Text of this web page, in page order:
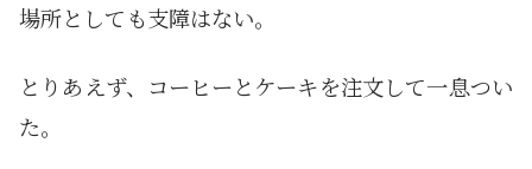
場所としても支障はない。
とりあえず、コーヒーとケーキを注文して一息つい
た。